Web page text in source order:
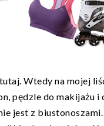
tutaj. Wtedy na mojej
pędzle do makijażu
jest z